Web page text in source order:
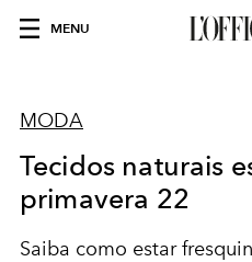
MENU
MODA
Tecidos naturais
primavera 22
Saiba como estar